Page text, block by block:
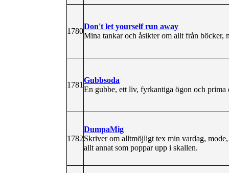
1780
Don't let yourself run away
Mina tankar och åsikter om allt från
1781
Gubbsoda
En gubbe, ett liv, fyrkantiga ögon och prima
1782
DumpaMig
Skriver om alltmöjligt tex min vardag,
allt annat som poppar upp i skallen.